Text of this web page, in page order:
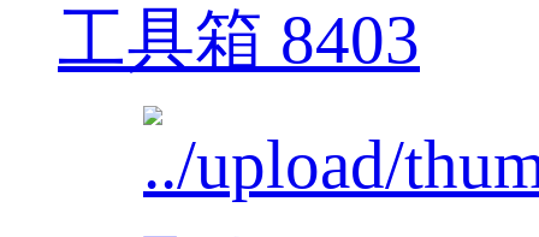
工具箱 8403